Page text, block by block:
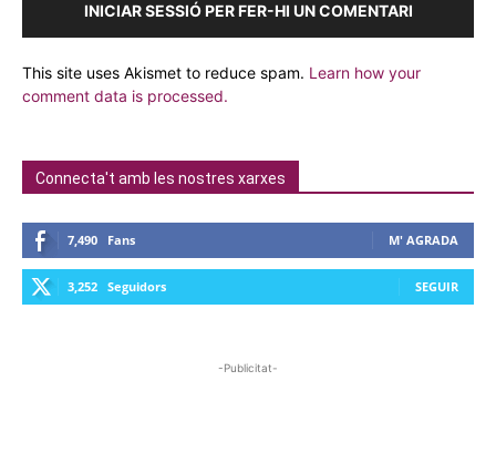
INICIAR SESSIÓ PER FER-HI UN COMENTARI
This site uses Akismet to reduce spam. Learn how your
comment data is processed.
Connecta't amb les nostres xarxes
7,490 Fans M' AGRADA
3,252 Seguidors SEGUIR
-Publicitat-